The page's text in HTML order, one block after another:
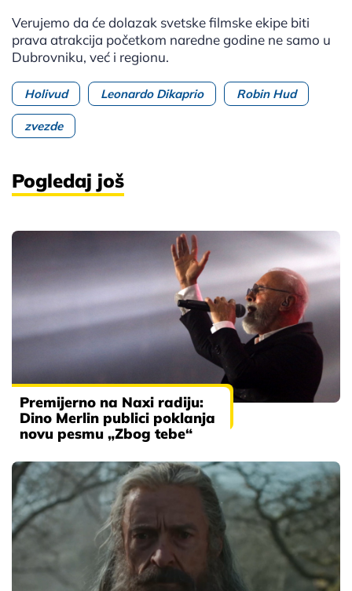
Verujemo da će dolazak svetske filmske ekipe biti
prava atrakcija početkom naredne godine ne samo u
Dubrovniku, već i regionu.
Holivud Leonardo Dikaprio Robin Hud
zvezde
Pogledaj još
Premijerno na Naxi radiju:
Dino Merlin publici poklanja
novu pesmu „Zbog tebe“